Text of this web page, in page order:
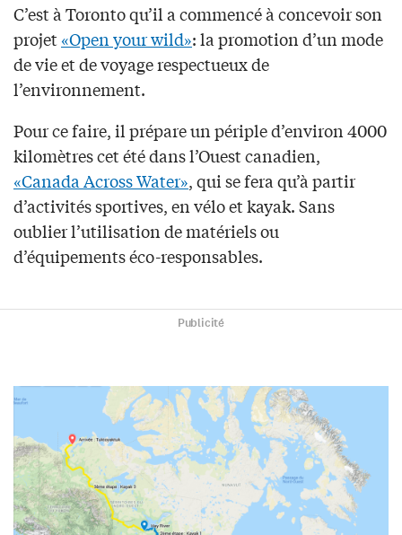
C’est à Toronto qu’il a commencé à concevoir son
projet«Open your wild»: la promotion d’un mode
de vie et de voyage respectueux de
l’environnement.
Pour ce faire, il prépare un périple d’environ 4000
kilomètres cet été dans l’Ouest canadien,
«Canada Across Water», qui se fera qu’à partir
d’activités sportives, en vélo et kayak. Sans
oublier l’utilisation de matériels ou
d’équipements éco-responsables.
Publicité